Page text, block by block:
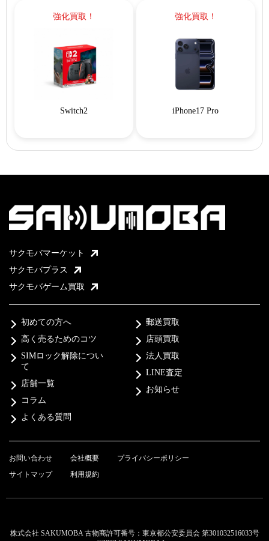
強化買取！
Switch2
強化買取！
iPhone17 Pro
サクモバマーケット
サクモバプラス
サクモバゲーム買取
初めての方へ
高く売るためのコツ
SIMロック解除につい
て
店舗一覧
コラム
よくある質問
郵送買取
店頭買取
法人買取
LINE査定
お知らせ
お問い合わせ 会社概要
プライバシーポリシー
サイトマップ
利用規約
株式会社 SAKUMOBA 古物商許可番号：東京都公安委員会 第301032516033号